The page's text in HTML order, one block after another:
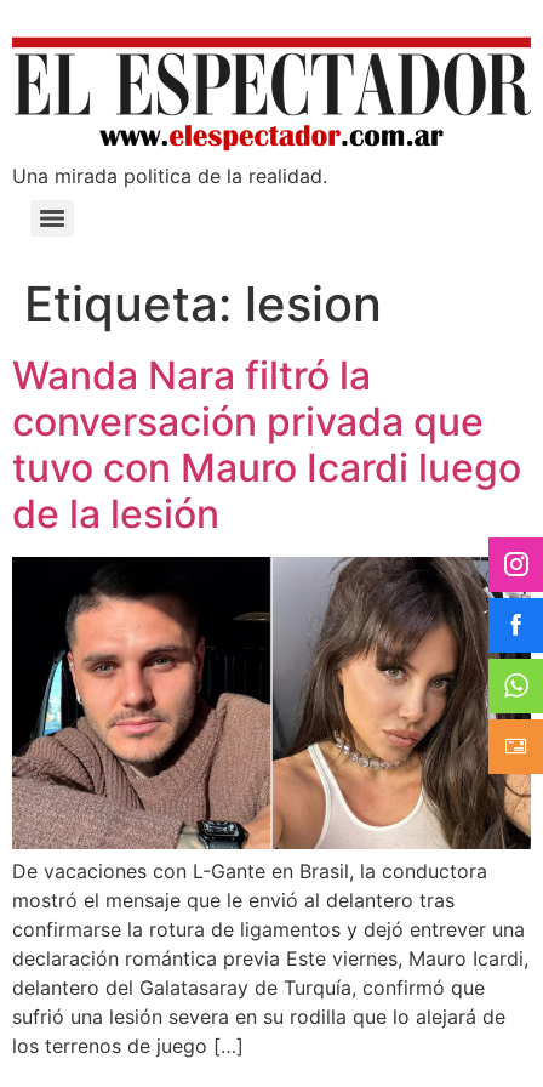
Una mirada poli­tica de la realidad.
Etiqueta: lesion
Wanda Nara filtró la
conversación privada que
tuvo con Mauro Icardi luego
de la lesión
De vacaciones con L-Gante en Brasil, la conductora
mostró el mensaje que le envió al delantero tras
confirmarse la rotura de ligamentos y dejó entrever una
declaración romántica previa Este viernes, Mauro Icardi,
delantero del Galatasaray de Turquía, confirmó que
sufrió una lesión severa en su rodilla que lo alejará de
los terrenos de juego […]